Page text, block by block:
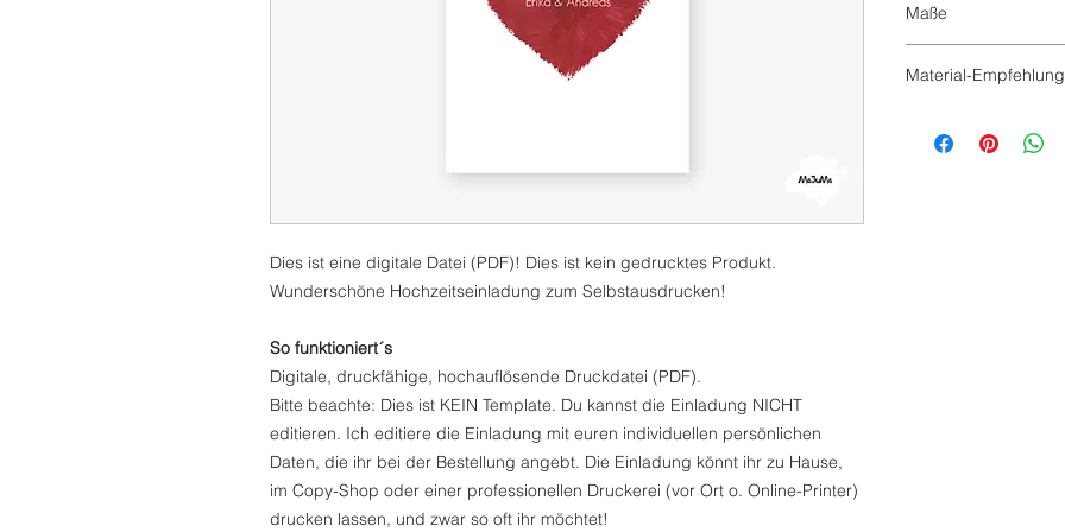
Dies ist eine digitale Datei (PDF)! Dies ist kein gedrucktes Produkt.
Wunderschöne Hochzeitseinladung zum Selbstausdrucken!
So funktioniert´s
Digitale, druckfähige, hochauflösende Druckdatei (PDF).
Bitte beachte: Dies ist KEIN Template. Du kannst die Einladung NICHT
editieren. Ich editiere die Einladung mit euren individuellen persönlichen
Daten, die ihr bei der Bestellung angebt. Die Einladung könnt ihr zu Hause,
im Copy-Shop oder einer professionellen Druckerei (vor Ort o. Online-Printer)
drucken lassen, und zwar so oft ihr möchtet!
Maße
Material-Empfehlung